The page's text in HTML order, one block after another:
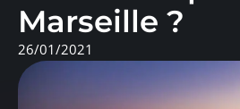
Marseille ?
26/01/2021